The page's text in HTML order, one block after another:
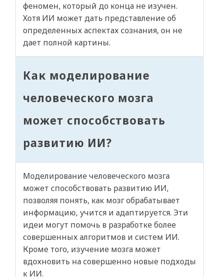
феномен, который до конца не изучен.
Хотя ИИ может дать представление об
определенных аспектах сознания, он не
дает полной картины.
Как моделирование
человеческого мозга
может способствовать
развитию ИИ?
Моделирование человеческого мозга
может способствовать развитию ИИ,
позволяя понять, как мозг обрабатывает
информацию, учится и адаптируется. Эти
идеи могут помочь в разработке более
совершенных алгоритмов и систем ИИ.
Кроме того, изучение мозга может
вдохновить на совершенно новые подходы
к ИИ.